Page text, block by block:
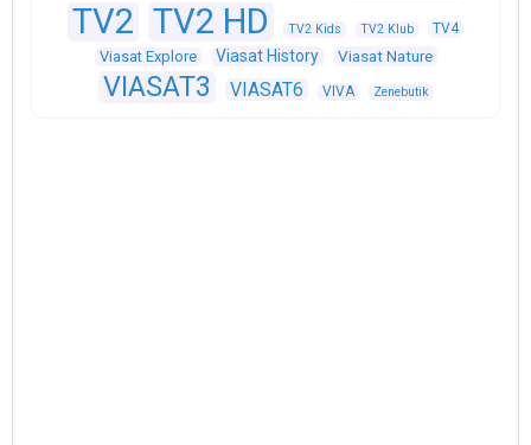
TV2 TV2 HD TV2 Kids TV2 Klub TV4
Viasat Explore Viasat History Viasat Nature
VIASAT3 VIASAT6 VIVA Zenebutik